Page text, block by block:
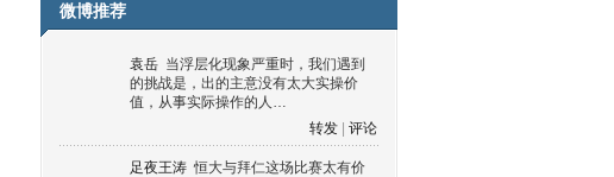
微博推荐
袁岳 当浮层化现象严重时，我们遇到
的挑战是，出的主意没有太大实操价
值，从事实际操作的人…
转发
评论
足夜王涛 恒大与拜仁这场比赛太有价